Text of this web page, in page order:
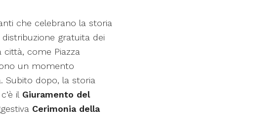
che celebrano la storia
gratuita dei
città, come Piazza
un momento
Subito dopo, la storia
il Giuramento del
Cerimonia della